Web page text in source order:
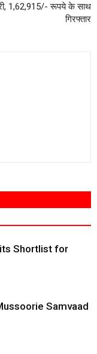
1,62,915/- रूपये के साथ
गिरफ्तार
its Shortlist for
Samvaad